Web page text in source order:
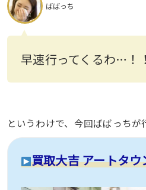
ばばっち
早速行ってくるわ…！！
というわけで、今回ばばっち
買取大吉 アートタウ